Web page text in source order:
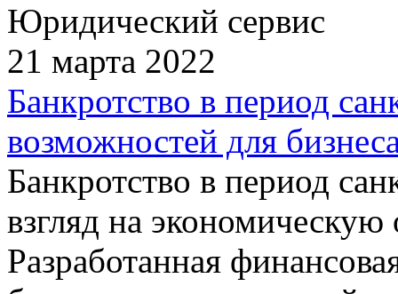
Юридический сервис
21 марта 2022
Банкротство в период
возможностей для
Банкротство в период
взгляд на экономическую
Разработанная